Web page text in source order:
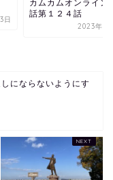
日
カムカムオンライン
話第１２４話
2023年3
にならないようにす